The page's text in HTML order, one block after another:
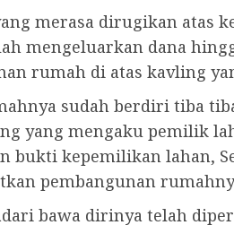
merasa dirugikan atas
mengeluarkan dana
rumah di atas kavling
sudah berdiri tiba
yang mengaku pemilik
bukti kepemilikan lahan,
pembangunan
bawa dirinya telah